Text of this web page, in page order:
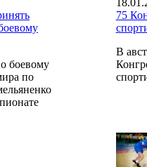
боевому
по
75
В